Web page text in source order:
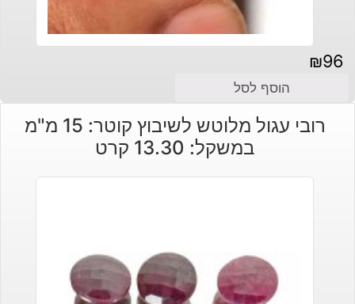
₪96
הוסף לסל
רובי עגול מלוטש לשיבוץ קוטר: 15 מ"מ
במשקל: 13.30 קרט